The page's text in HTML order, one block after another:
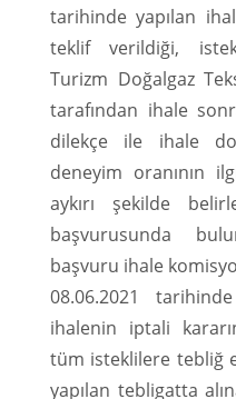
tarihinde yapılan
teklif verildiği,
Turizm Doğalgaz
tarafından ihale
dilekçe ile ihale
deneyim oranının
aykırı şekilde
başvurusunda
başvuru ihale
08.06.2021
ihalenin iptali
tüm isteklilere tebliğ
yapılan tebligatta